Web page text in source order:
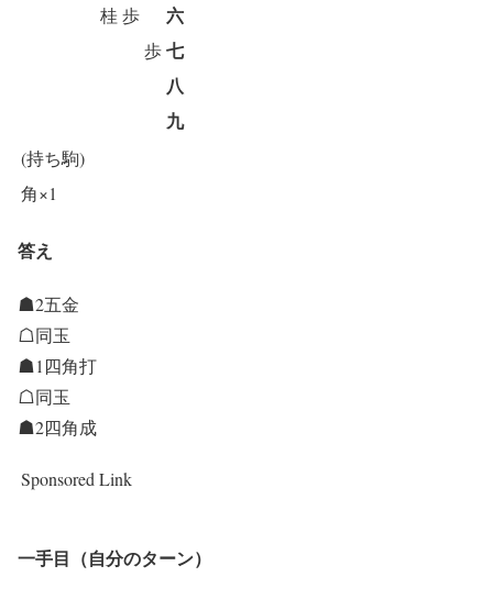
桂 歩 六
歩七
八
九
(持ち駒)
角×1
答え
☗2五金
☖同玉
☗1四角打
☖同玉
☗2四角成
Sponsored Link
一手目（自分のターン）